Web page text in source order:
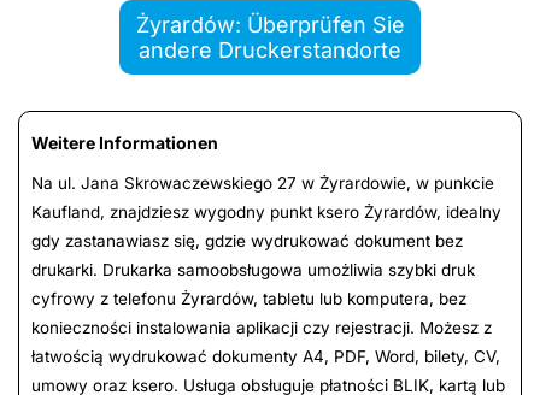
Żyrardów: Überprüfen Sie
andere Druckerstandorte
Weitere Informationen
Na ul. Jana Skrowaczewskiego 27 w Żyrardowie, w punkcie
Kaufland, znajdziesz wygodny punkt ksero Żyrardów, idealny
gdy zastanawiasz się, gdzie wydrukować dokument bez
drukarki. Drukarka samoobsługowa umożliwia szybki druk
cyfrowy z telefonu Żyrardów, tabletu lub komputera, bez
konieczności instalowania aplikacji czy rejestracji. Możesz z
łatwością wydrukować dokumenty A4, PDF, Word, bilety, CV,
umowy oraz ksero. Usługa obsługuje płatności BLIK, kartą lub